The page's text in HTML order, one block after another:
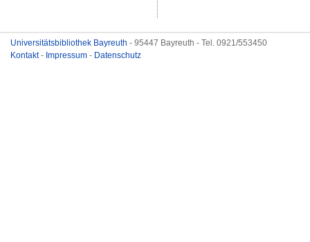
Universitätsbibliothek Bayreuth - 95447 Bayreuth - Tel. 0921/553450
Kontakt- Impressum - Datenschutz